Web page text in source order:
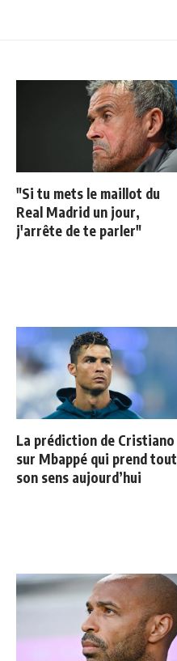
"Si tu mets le maillot du
Real Madrid un jour,
j'arrête de te parler"
La prédiction de Cristiano
sur Mbappé qui prend tout
son sens aujourd’hui